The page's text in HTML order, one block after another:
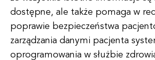
dostępne, ale także pomaga w
poprawie bezpieczeństwa
zarządzania danymi pacjenta
oprogramowania w służbie